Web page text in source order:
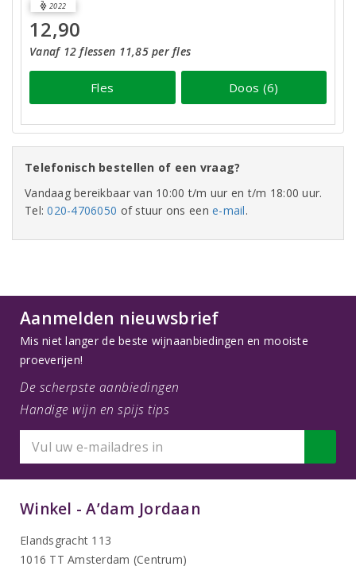
2022
12,90
Vanaf 12 flessen 11,85 per fles
Fles Doos (6)
Telefonisch bestellen of een vraag?
Vandaag bereikbaar van 10:00 t/m uur en t/m 18:00 uur.
Tel:020-4706050 of stuur ons eene-mail.
Aanmelden nieuwsbrief
Mis niet langer de beste wijnaanbiedingen en mooiste
proeverijen!
De scherpste aanbiedingen
Handige wijn en spijs tips
Winkel - A’dam Jordaan
Elandsgracht 113
1016 TT Amsterdam (Centrum)